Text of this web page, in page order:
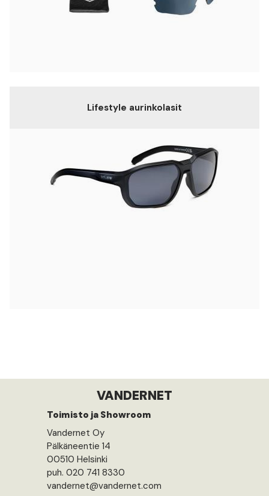
Lifestyle aurinkolasit
VANDERNET
Toimisto ja Showroom
Vandernet Oy
Pälkäneentie 14
00510 Helsinki
puh. 020 741 8330
vandernet@vandernet.com